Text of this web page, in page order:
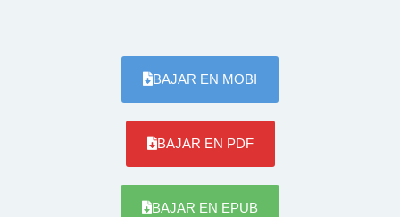
BAJAR EN MOBI
BAJAR EN PDF
BAJAR EN EPUB